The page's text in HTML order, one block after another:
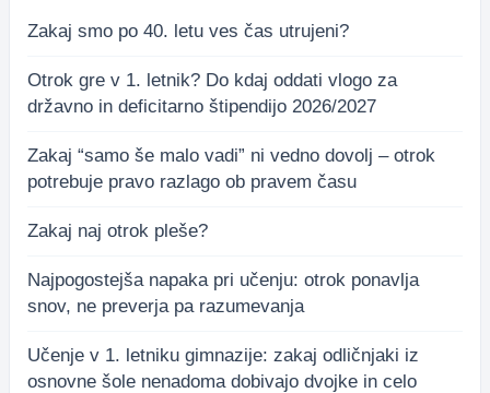
Zakaj smo po 40. letu ves čas utrujeni?
Otrok gre v 1. letnik? Do kdaj oddati vlogo za
državno in deficitarno štipendijo 2026/2027
Zakaj “samo še malo vadi” ni vedno dovolj – otrok
potrebuje pravo razlago ob pravem času
Zakaj naj otrok pleše?
Najpogostejša napaka pri učenju: otrok ponavlja
snov, ne preverja pa razumevanja
Učenje v 1. letniku gimnazije: zakaj odličnjaki iz
osnovne šole nenadoma dobivajo dvojke in celo